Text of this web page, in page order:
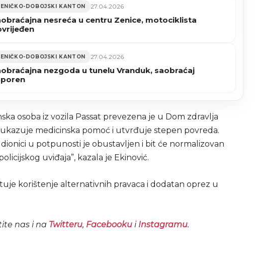
DOBOJSKI KANTON 27.04.2026
nesreća u centru Zenice, motociklista
DOBOJSKI KANTON 27.04.2026
nezgoda u tunelu Vranduk, saobraćaj
osoba iz vozila Passat prevezena je u Dom zdravlja
medicinska pomoć i utvrđuje stepen povreda.
dionici u potpunosti je obustavljen i bit će normalizovan
uviđaja”, kazala je Ekinović.
korištenje alternativnih pravaca i dodatan oprez u
nas i na Twitteru, Facebookui Instagramu.